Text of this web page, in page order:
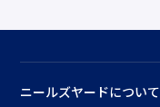
ニールズヤードについて